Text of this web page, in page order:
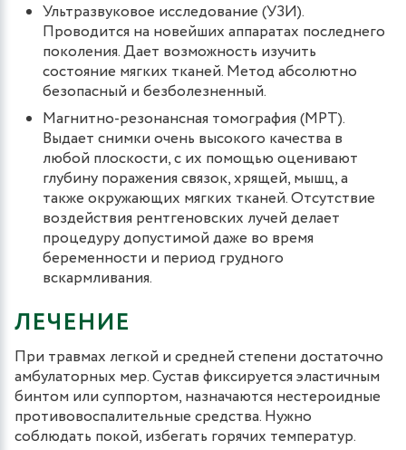
Ультразвуковое исследование (УЗИ).
Проводится на новейших аппаратах последнего
поколения. Дает возможность изучить
состояние мягких тканей. Метод абсолютно
безопасный и безболезненный.
Магнитно-резонансная томография (МРТ).
Выдает снимки очень высокого качества в
любой плоскости, с их помощью оценивают
глубину поражения связок, хрящей, мышц, а
также окружающих мягких тканей. Отсутствие
воздействия рентгеновских лучей делает
процедуру допустимой даже во время
беременности и период грудного
вскармливания.
ЛЕЧЕНИЕ
При травмах легкой и средней степени достаточно
амбулаторных мер. Сустав фиксируется эластичным
бинтом или суппортом, назначаются нестероидные
противовоспалительные средства. Нужно
соблюдать покой, избегать горячих температур.